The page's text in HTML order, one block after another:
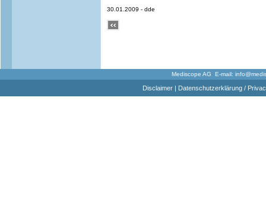
30.01.2009 - dde
Mediscope AG E-mail:
Disclaimer| Datenschutzerklärung /